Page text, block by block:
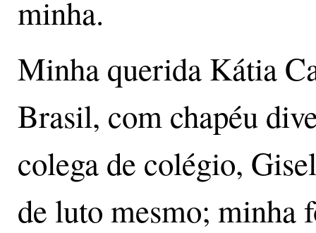
minha.
Minha querida Kátia
Brasil, com chapéu
colega de colégio,
de luto mesmo; minha